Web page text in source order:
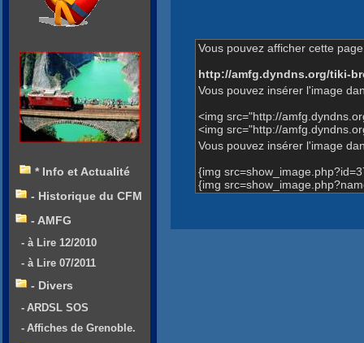
Vous pouvez afficher cette
http://amfg.dyndns.org/tiki-
Vous pouvez insérer l'image
<img src="http://
<img src="http://
Vous pouvez insérer l'image
{img
{img
* Info et Actualité
- Historique du CFM
- AMFG
- à Lire 12/2010
- à Lire 07/2011
- Divers
- ARDSL SOS
- Affiches de Grenoble.